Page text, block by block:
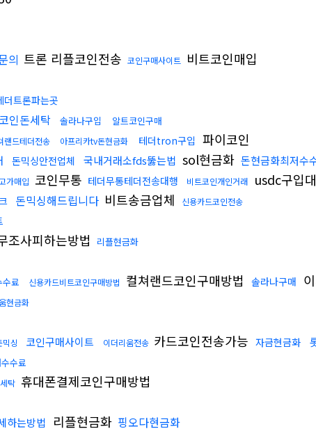
의 트론 리플코인전송 코인구매사이트 비트코인매입
더트론파는곳
인돈세탁 솔라나구입 알트코인구매
랜드테더전송 아프리카tv돈현금화 테더tron구입 파이코인
돈믹싱안전업체 국내거래소fds뚫는법 sol현금화 돈현금화최저수
가매입 코인무통 테더무통테더전송대행 비트코인개인거래 usdc구입
돈믹싱해드립니다 비트송금업체 신용카드코인전송
조사피하는방법 리플현금화
수료 신용카드비트코인구매방법 컬쳐랜드코인구매방법 솔라나구매
현금화
믹싱 코인구매사이트 이더리움전송 카드코인전송가능 자금현금화
수료
탁 휴대폰결제코인구매방법
하는방법 리플현금화 핑오다현금화